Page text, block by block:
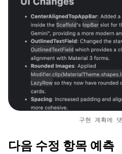
구현 계획에
다음 수정 항목 예측